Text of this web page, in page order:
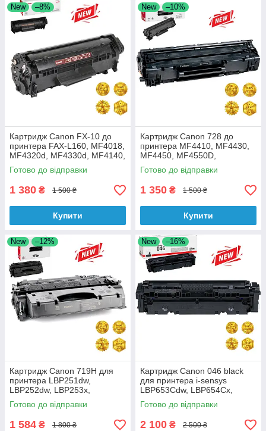
New –8%
Картридж Canon FX-10 до
принтера FAX-L160, МF4018,
МF4320d, MF4330d, МF4140,
МF4120 аналог
Готово до відправки
1 380 ₴ 1 500 ₴
Купити
New –10%
Картридж Canon 728 до
принтера MF4410, MF4430,
MF4450, MF4550D,
MF4570DN, MF4580DN
аналог
Готово до відправки
1 350 ₴ 1 500 ₴
Купити
New –12%
Картридж Сanon 719H для
принтера LBP251dw,
LBP252dw, LBP253x,
LBP6670dn, LBP6310dn,
LBP6650dn, LBP6300dn,
LBP6680x, MF411dw аналог
Готово до відправки
1 584 ₴ 1 800 ₴
New –16%
Картридж Canon 046 black
для принтера i-sensys
LBP653Cdw, LBP654Cx,
MF732Cdw аналог
Готово до відправки
2 100 ₴ 2 500 ₴